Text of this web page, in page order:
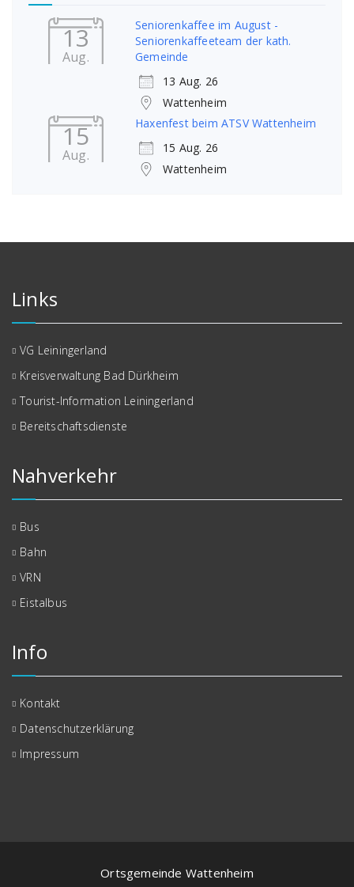
13
Aug.
Seniorenkaffee im August -
Seniorenkaffeeteam der kath.
Gemeinde
13 Aug. 26
Wattenheim
15
Aug.
Haxenfest beim ATSV Wattenheim
15 Aug. 26
Wattenheim
Links
VG Leiningerland
Kreisverwaltung Bad Dürkheim
Tourist-Information Leiningerland
Bereitschaftsdienste
Nahverkehr
Bus
Bahn
VRN
Eistalbus
Info
Kontakt
Datenschutzerklärung
Impressum
Ortsgemeinde Wattenheim